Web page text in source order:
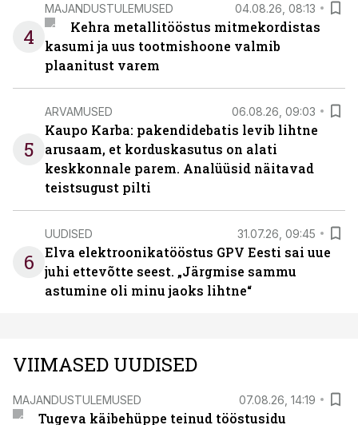
4
MAJANDUSTULEMUSED 04.08.26, 08:13
Kehra metallitööstus mitmekordistas
kasumi ja uus tootmishoone valmib
plaanitust varem
5
ARVAMUSED 06.08.26, 09:03
Kaupo Karba: pakendidebatis levib lihtne
arusaam, et korduskasutus on alati
keskkonnale parem. Analüüsid näitavad
teistsugust pilti
6
UUDISED 31.07.26, 09:45
Elva elektroonikatööstus GPV Eesti sai uue
juhi ettevõtte seest. „Järgmise sammu
astumine oli minu jaoks lihtne“
VIIMASED UUDISED
MAJANDUSTULEMUSED 07.08.26, 14:19
Tugeva käibehüppe teinud tööstusidu